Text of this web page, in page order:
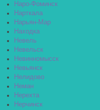
Наро-Фоминск
Нарткала
Нарьян-Мар
Находка
Невель
Невельск
Невинномысск
Невьянск
Нелидово
Неман
Нерехта
Нерчинск